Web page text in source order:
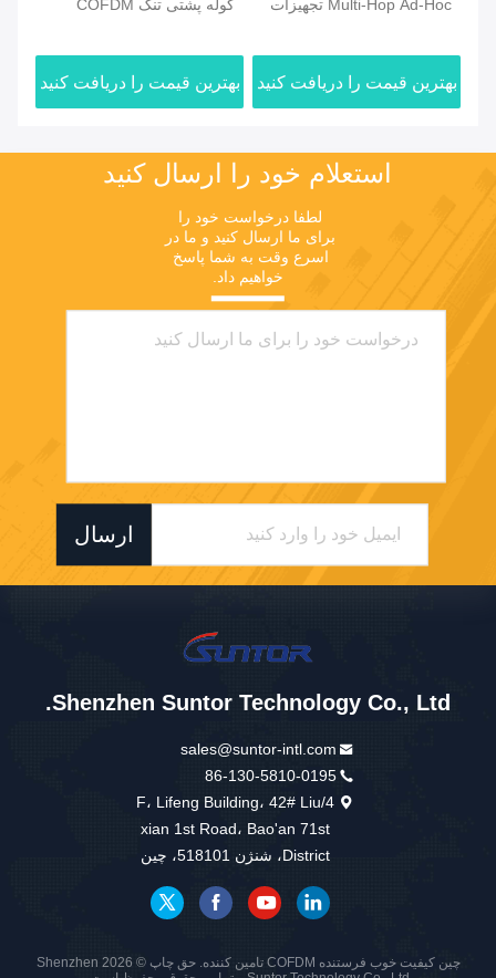
Multi-Hop Ad-Hoc تجهیزات
بهترین قیمت را دریافت کنید
کوله پشتی تنگ COFDM
فرستنده با باتری
بهترین قیمت را دریافت کنید
استعلام خود را ارسال کنید
خواهیم داد.
ارسال
Shenzhen Suntor Technology Co., Ltd.
sales@suntor-intl.com
86-130-5810-0195
4/F، Lifeng Building، 42# Liu
xian 1st Road، Bao'an 71st
District، شنژن 518101، چین
چین کیفیت خوب فرستنده COFDM تامین کننده. حق چاپ © 2026 Shenzhen